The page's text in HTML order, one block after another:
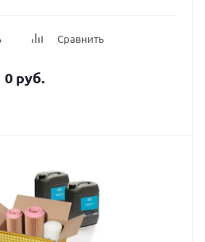
Сравнить
0 руб.